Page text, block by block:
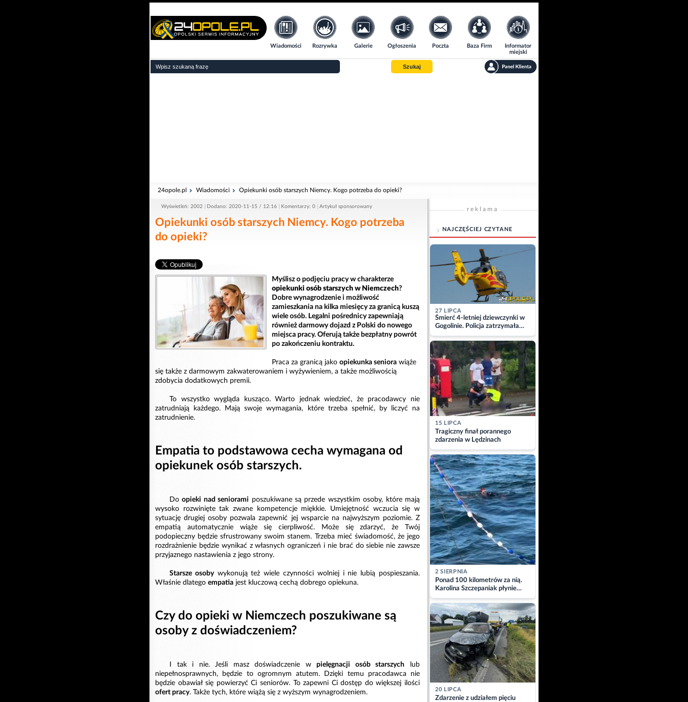
Wiadomości Rozrywka Galerie Ogłoszenia Poczta Baza Firm
Informator
miejski
Szukaj
24opole.pl Wiadomości Opiekunki osób starszych Niemcy. Kogo potrzeba do opieki?
Wyświetleń: 2002 Dodano: 2020-11-15 / 12:16 Komentarzy: 0 Artykuł sponsorowany
Opiekunki osób starszych Niemcy. Kogo potrzeba
do opieki?
Myślisz o podjęciu pracy w charakterze
opiekunki osób starszych w Niemczech?
Dobre wynagrodzenie i możliwość
zamieszkania na kilka miesięcy za granicą kuszą
wiele osób. Legalni pośrednicy zapewniają
również darmowy dojazd z Polski do nowego
miejsca pracy. Oferują także bezpłatny powrót
po zakończeniu kontraktu.
Praca za granicą jako opiekunka seniora wiąże
się także z darmowym zakwaterowaniem i wyżywieniem, a także możliwością
zdobycia dodatkowych premii.
To wszystko wygląda kusząco. Warto jednak wiedzieć, że pracodawcy nie
zatrudniają każdego. Mają swoje wymagania, które trzeba spełnić, by liczyć na
zatrudnienie.
Empatia to podstawowa cecha wymagana od
opiekunek osób starszych.
Doopieki nad seniorami poszukiwane są przede wszystkim osoby, które mają
wysoko rozwinięte tak zwane kompetencje miękkie. Umiejętność wczucia się w
sytuację drugiej osoby pozwala zapewnić jej wsparcie na najwyższym poziomie. Z
empatią automatycznie wiąże się cierpliwość. Może się zdarzyć, że Twój
podopieczny będzie sfrustrowany swoim stanem. Trzeba mieć świadomość, że jego
rozdrażnienie będzie wynikać z własnych ograniczeń i nie brać do siebie nie zawsze
przyjaznego nastawienia z jego strony.
Starsze osobywykonują też wiele czynności wolniej i nie lubią pospieszania.
Właśnie dlatego empatia jest kluczową cechą dobrego opiekuna.
Czy do opieki w Niemczech poszukiwane są
osoby z doświadczeniem?
I tak i nie. Jeśli masz doświadczenie wpielęgnacji osób starszych lub
niepełnosprawnych, będzie to ogromnym atutem. Dzięki temu pracodawca nie
będzie obawiał się powierzyć Ci seniorów. To zapewni Ci dostęp do większej ilości
ofert pracy. Także tych, które wiążą się z wyższym wynagrodzeniem.
reklama
NAJCZĘŚCIEJ CZYTANE
27 LIPCA
Śmierć 4-letniej dziewczynki w
Gogolinie. Policja zatrzymała
matkę
15 LIPCA
Tragiczny finał porannego
zdarzenia w Lędzinach
2 SIERPNIA
Ponad 100 kilometrów za nią.
Karolina Szczepaniak płynie
przez Bałtyk dla Piotra.
Aktualizacja
20 LIPCA
Zdarzenie z udziałem pięciu